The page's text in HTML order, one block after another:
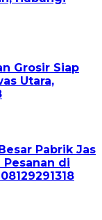
Grosir Siap
Utara,
Pabrik Jas
di